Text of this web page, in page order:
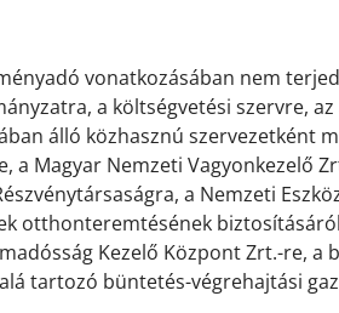
vonatkozásában nem
a költségvetési szervre,
álló közhasznú szervezetként
a Magyar Nemzeti Vagyonkezelő
a Nemzeti
otthonteremtésének
Kezelő Központ Zrt.-re, a
tartozó büntetés-végrehajtási